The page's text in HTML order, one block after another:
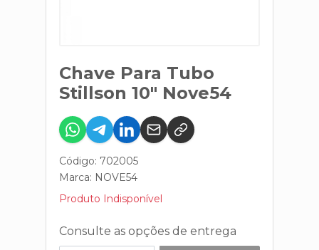
Chave Para Tubo
Stillson 10" Nove54
Código: 702005
Marca: NOVE54
Produto Indisponível
Consulte as opções de entrega